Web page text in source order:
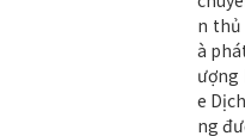
n thủ
à
ượng
e
ng